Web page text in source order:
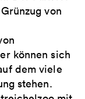
von
können sich
dem viele
stehen.